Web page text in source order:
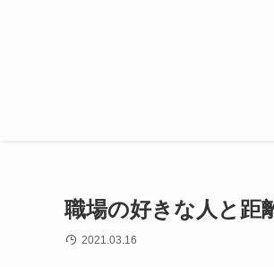
職場の好きな人と距
2021.03.16